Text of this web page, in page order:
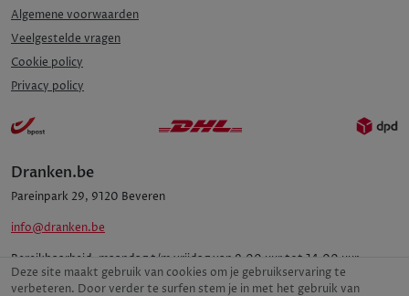
Deze site maakt gebruik van cookies om je gebruikservaring te
verbeteren. Door verder te surfen stem je in met het gebruik van
Dranken.be
Pareinpark 29, 9120 Beveren
info@dranken.be
Bereikbaarheid: maandag t/m vrijdag van 9.00 uur tot 14.00 uur
Algemene voorwaarden
Veelgestelde vragen
Cookie policy
Privacy policy